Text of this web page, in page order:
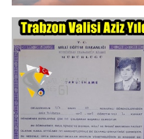
23:28
7:36 Trafik
Uğurlandı